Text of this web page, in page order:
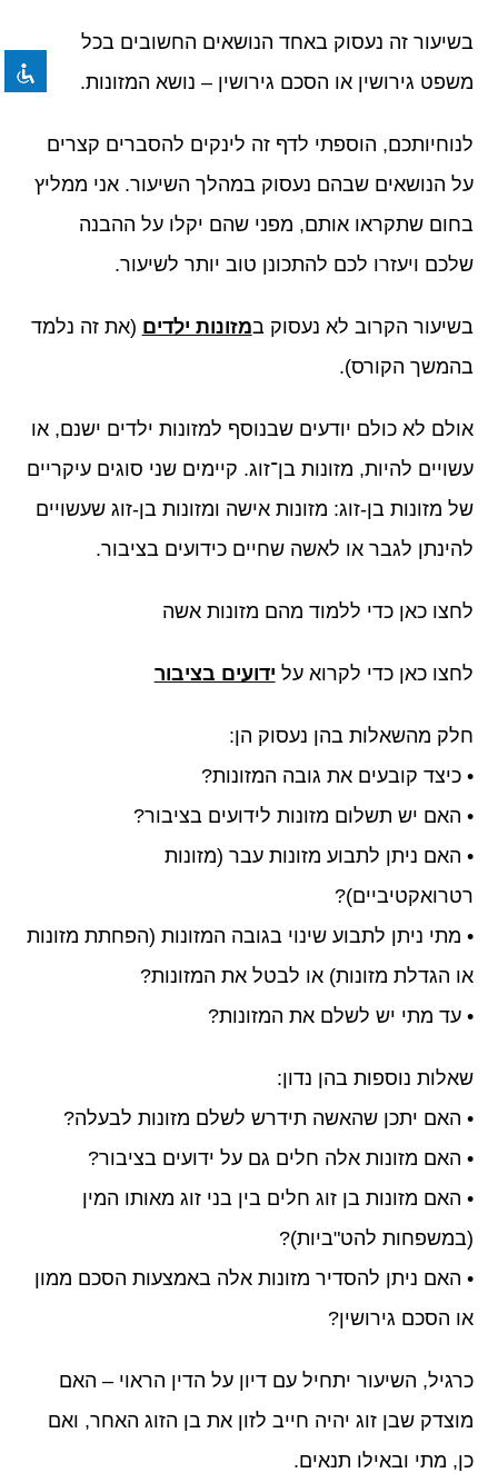
font_download סמן קישורים
לאפס את כל האפשרויות
cached
בשיעור זה נעסוק באחד הנושאים החשובים בכל
משפט גירושין או הסכם גירושין – נושא המזונות.
לנוחיותכם, הוספתי לדף זה לינקים להסברים קצרים
על הנושאים שבהם נעסוק במהלך השיעור. אני ממליץ
בחום שתקראו אותם, מפני שהם יקלו על ההבנה
שלכם ויעזרו לכם להתכונן טוב יותר לשיעור.
בשיעור הקרוב לא נעסוק במזונות ילדים (את זה נלמד
בהמשך הקורס).
אולם לא כולם יודעים שבנוסף למזונות ילדים ישנם, או
עשויים להיות, מזונות בן־זוג. קיימים שני סוגים עיקריים
של מזונות בן-זוג: מזונות אישה ומזונות בן-זוג שעשויים
להינתן לגבר או לאשה שחיים כידועים בציבור.
לחצו כאן כדי ללמוד מהם מזונות אשה
לחצו כאן כדי לקרוא על ידועים בציבור
חלק מהשאלות בהן נעסוק הן:
• כיצד קובעים את גובה המזונות?
• האם יש תשלום מזונות לידועים בציבור?
• האם ניתן לתבוע מזונות עבר (מזונות
רטרואקטיביים)?
• מתי ניתן לתבוע שינוי בגובה המזונות (הפחתת מזונות
או הגדלת מזונות) או לבטל את המזונות?
• עד מתי יש לשלם את המזונות?
שאלות נוספות בהן נדון:
• האם יתכן שהאשה תידרש לשלם מזונות לבעלה?
• האם מזונות אלה חלים גם על ידועים בציבור?
• האם מזונות בן זוג חלים בין בני זוג מאותו המין
(במשפחות להט"ביות)?
• האם ניתן להסדיר מזונות אלה באמצעות הסכם ממון
או הסכם גירושין?
כרגיל, השיעור יתחיל עם דיון על הדין הראוי – האם
מוצדק שבן זוג יהיה חייב לזון את בן הזוג האחר, ואם
כן, מתי ובאילו תנאים.